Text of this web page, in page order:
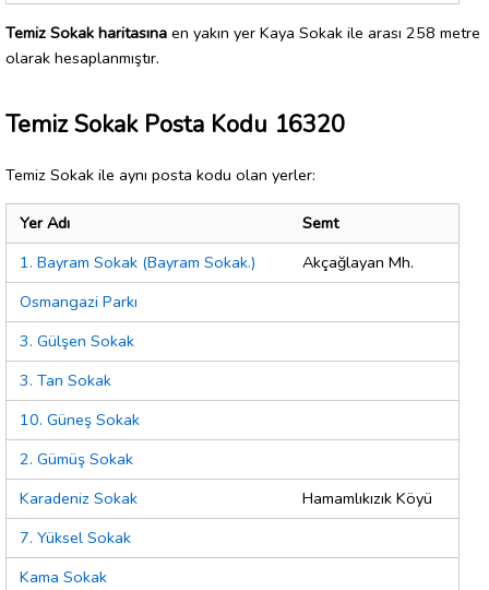
Temiz Sokak haritasına en yakın yer Kaya Sokak ile arası 258 metre
olarak hesaplanmıştır.
Temiz Sokak Posta Kodu 16320
Temiz Sokak ile aynı posta kodu olan yerler:
Yer Adı
Semt
1. Bayram Sokak (Bayram Sokak.)
Akçağlayan Mh.
Osmangazi Parkı
3. Gülşen Sokak
3. Tan Sokak
10. Güneş Sokak
2. Gümüş Sokak
Karadeniz Sokak
Hamamlıkızık Köyü
7. Yüksel Sokak
Kama Sokak